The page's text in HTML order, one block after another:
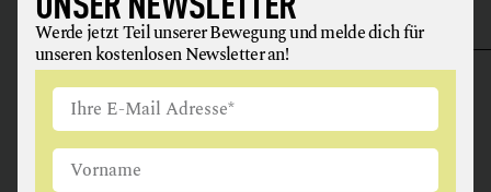
ANGUS & ARTHUR
FLEISCH + FLEISCHERZEUGNISSE
2326 Maria Lanzendorf
Werde jetzt Teil unserer Bewegung und melde dich für
unseren kostenlosen Newsletter an!